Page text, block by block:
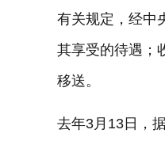
有关规定，经中
其享受的待遇；
移送。
去年3月13日，